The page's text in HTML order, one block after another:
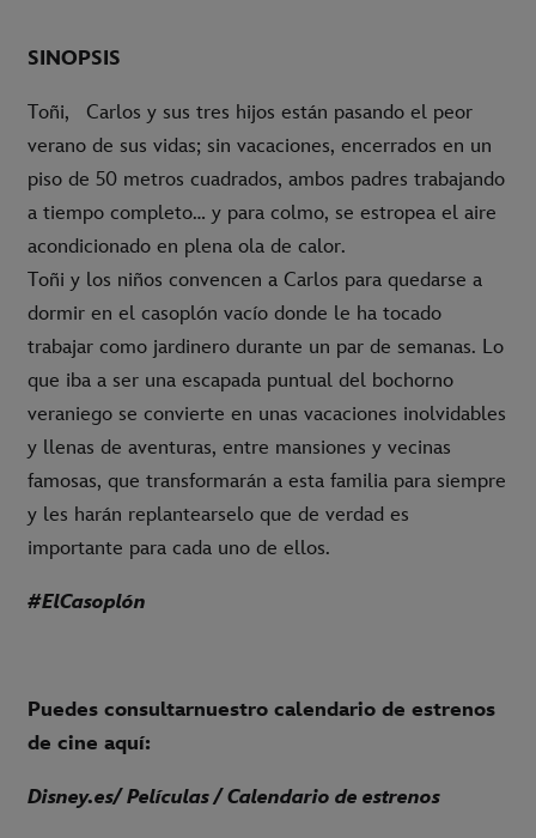
SINOPSIS
Toñi, Carlos y sus tres hijos están pasando el peor
verano de sus vidas; sin vacaciones, encerrados en un
piso de 50 metros cuadrados, ambos padres trabajando
a tiempo completo… y para colmo, se estropea el aire
acondicionado en plena ola de calor.
Toñi y los niños convencen a Carlos para quedarse a
dormir en el casoplón vacío donde le ha tocado
trabajar como jardinero durante un par de semanas. Lo
que iba a ser una escapada puntual del bochorno
veraniego se convierte en unas vacaciones inolvidables
y llenas de aventuras, entre mansiones y vecinas
famosas, que transformarán a esta familia para siempre
y les harán replantearselo que de verdad es
importante para cada uno de ellos.
#ElCasoplón
Puedes consultarnuestro calendario de estrenos
de cine aquí:
Disney.es/ Películas / Calendario de estrenos